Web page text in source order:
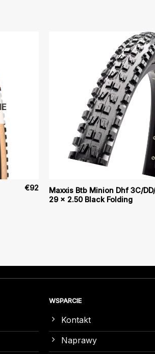
€92
Maxxis Btb Minion Dhf 3C/
29 x 2.50 Black Folding
WSPARCIE
Kontakt
Naprawy